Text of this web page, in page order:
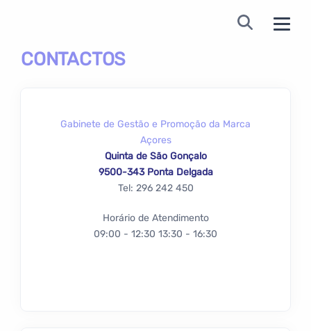
CONTACTOS
Gabinete de Gestão e Promoção da Marca
Açores
Quinta de São Gonçalo
9500-343 Ponta Delgada
Tel: 296 242 450
Horário de Atendimento
09:00 - 12:30 13:30 - 16:30